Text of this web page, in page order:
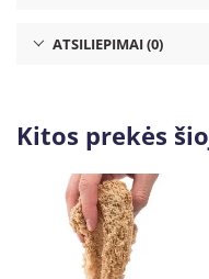
ATSILIEPIMAI (0)
Kitos prekės